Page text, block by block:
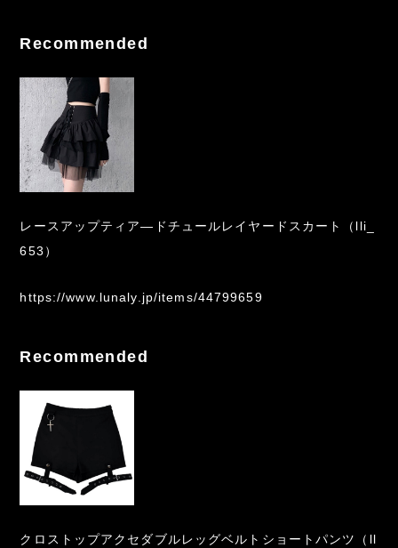
Recommended
レースアップティア―ドチュールレイヤードスカート（lli_
653）
https://www.lunaly.jp/items/44799659
Recommended
クロストップアクセダブルレッグベルトショートパンツ（ll